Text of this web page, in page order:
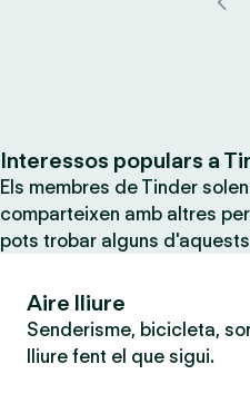
Interessos populars a
Els membres de Tinder
comparteixen amb altres
pots trobar alguns
Aire lliure
Senderisme, bicicleta,
lliure fent el que sigui.